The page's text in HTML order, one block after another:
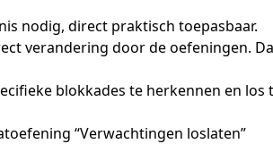
nodig, direct praktisch toepasbaar.
verandering door de oefeningen.
blokkades te herkennen en los
“Verwachtingen loslaten”